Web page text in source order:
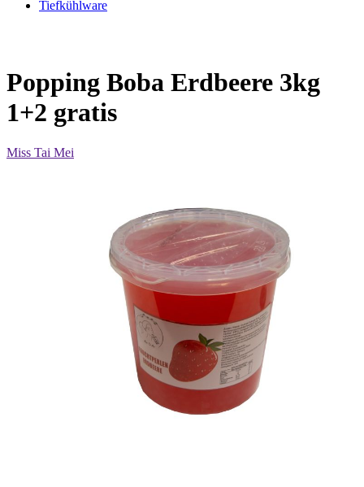
Tiefkühlware
Popping Boba Erdbeere 3kg
1+2 gratis
Miss Tai Mei